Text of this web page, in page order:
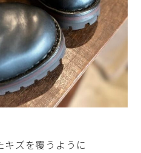
ズを覆うように